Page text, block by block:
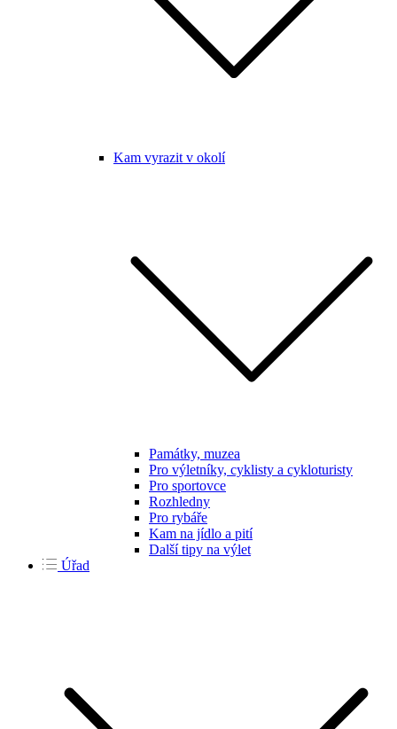
Kam vyrazit v okolí
Památky, muzea
Pro výletníky, cyklisty a cykloturisty
Pro sportovce
Rozhledny
Pro rybáře
Kam na jídlo a pití
Další tipy na výlet
Úřad